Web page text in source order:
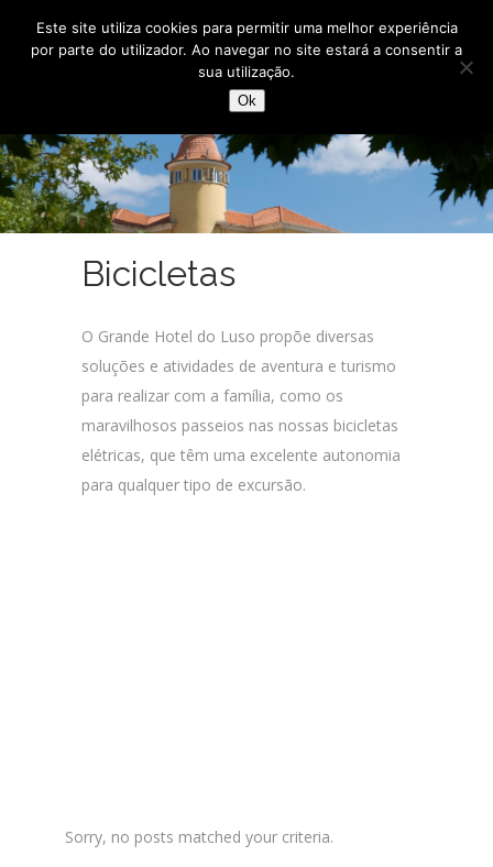
Bicicletas
O Grande Hotel do Luso propõe diversas
soluções e atividades de aventura e turismo
para realizar com a família, como os
maravilhosos passeios nas nossas bicicletas
elétricas, que têm uma excelente autonomia
para qualquer tipo de excursão.
Sorry, no posts matched your criteria.
Este site utiliza cookies para permitir uma melhor experiência
por parte do utilizador. Ao navegar no site estará a consentir a
sua utilização.
Ok